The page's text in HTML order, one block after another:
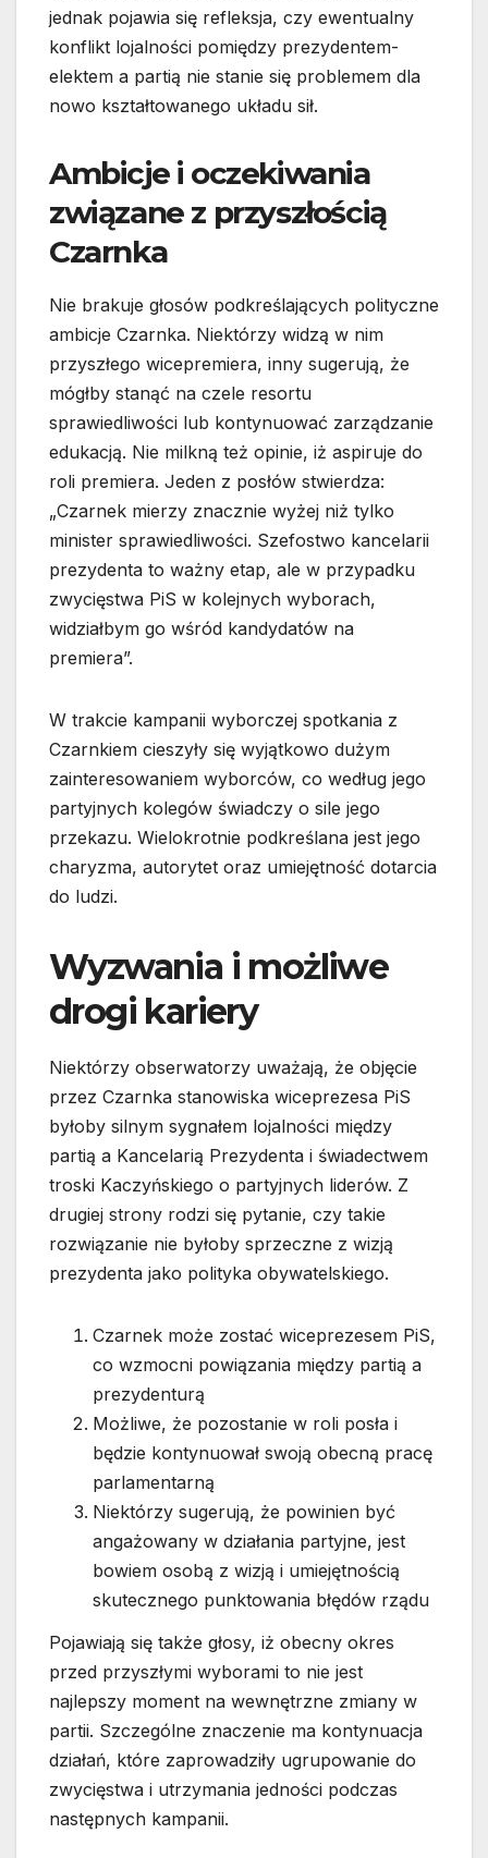
jednak pojawia się refleksja, czy ewentualny
konflikt lojalności pomiędzy prezydentem-
elektem a partią nie stanie się problemem dla
nowo kształtowanego układu sił.
Ambicje i oczekiwania
związane z przyszłością
Czarnka
Nie brakuje głosów podkreślających polityczne
ambicje Czarnka. Niektórzy widzą w nim
przyszłego wicepremiera, inny sugerują, że
mógłby stanąć na czele resortu
sprawiedliwości lub kontynuować zarządzanie
edukacją. Nie milkną też opinie, iż aspiruje do
roli premiera. Jeden z posłów stwierdza:
„Czarnek mierzy znacznie wyżej niż tylko
minister sprawiedliwości. Szefostwo kancelarii
prezydenta to ważny etap, ale w przypadku
zwycięstwa PiS w kolejnych wyborach,
widziałbym go wśród kandydatów na
premiera”.
W trakcie kampanii wyborczej spotkania z
Czarnkiem cieszyły się wyjątkowo dużym
zainteresowaniem wyborców, co według jego
partyjnych kolegów świadczy o sile jego
przekazu. Wielokrotnie podkreślana jest jego
charyzma, autorytet oraz umiejętność dotarcia
do ludzi.
Wyzwania i możliwe
drogi kariery
Niektórzy obserwatorzy uważają, że objęcie
przez Czarnka stanowiska wiceprezesa PiS
byłoby silnym sygnałem lojalności między
partią a Kancelarią Prezydenta i świadectwem
troski Kaczyńskiego o partyjnych liderów. Z
drugiej strony rodzi się pytanie, czy takie
rozwiązanie nie byłoby sprzeczne z wizją
prezydenta jako polityka obywatelskiego.
Czarnek może zostać wiceprezesem PiS,
co wzmocni powiązania między partią a
prezydenturą
Możliwe, że pozostanie w roli posła i
będzie kontynuował swoją obecną pracę
parlamentarną
Niektórzy sugerują, że powinien być
angażowany w działania partyjne, jest
bowiem osobą z wizją i umiejętnością
skutecznego punktowania błędów rządu
Pojawiają się także głosy, iż obecny okres
przed przyszłymi wyborami to nie jest
najlepszy moment na wewnętrzne zmiany w
partii. Szczególne znaczenie ma kontynuacja
działań, które zaprowadziły ugrupowanie do
zwycięstwa i utrzymania jedności podczas
następnych kampanii.